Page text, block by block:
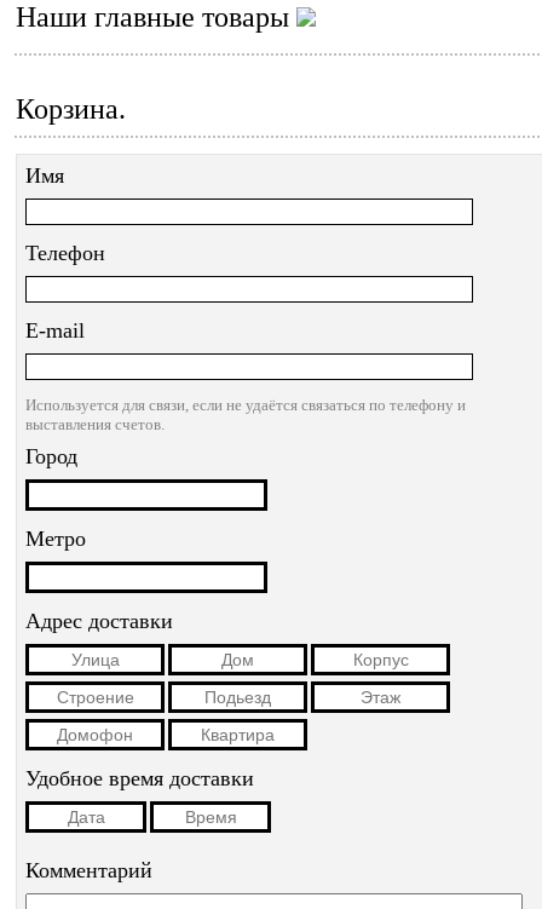
Наши главные товары
Корзина.
Имя
Телефон
E-mail
Используется для связи, если не удаётся связаться по телефону и
выставления счетов.
Город
Метро
Адрес доставки
Удобное время доставки
Комментарий